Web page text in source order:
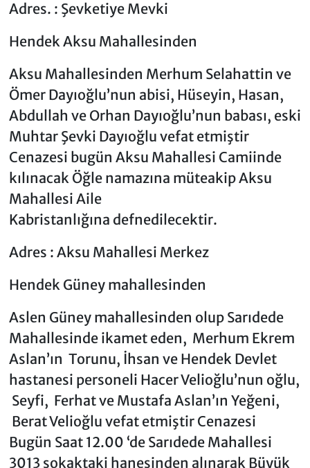
Adres. : Şevketiye Mevki
Hendek Aksu Mahallesinden
Aksu Mahallesinden Merhum Selahattin ve
Ömer Dayıoğlu’nun abisi, Hüseyin, Hasan,
Abdullah ve Orhan Dayıoğlu’nun babası, eski
Muhtar Şevki Dayıoğlu vefat etmiştir
Cenazesi bugün Aksu Mahallesi Camiinde
kılınacak Öğle namazına müteakip Aksu
Mahallesi Aile
Kabristanlığına defnedilecektir.
Adres : Aksu Mahallesi Merkez
Hendek Güney mahallesinden
Aslen Güney mahallesinden olup Sarıdede
Mahallesinde ikamet eden, Merhum Ekrem
Aslan’ın Torunu, İhsan ve Hendek Devlet
hastanesi personeli Hacer Velioğlu’nun oğlu,
Seyfi, Ferhat ve Mustafa Aslan’ın Yeğeni,
Berat Velioğlu vefat etmiştir Cenazesi
Bugün Saat 12.00 ‘de Sarıdede Mahallesi
3013 sokaktaki hanesinden alınarak Büyük